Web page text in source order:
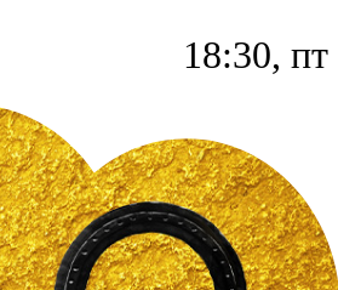
18:30, пт